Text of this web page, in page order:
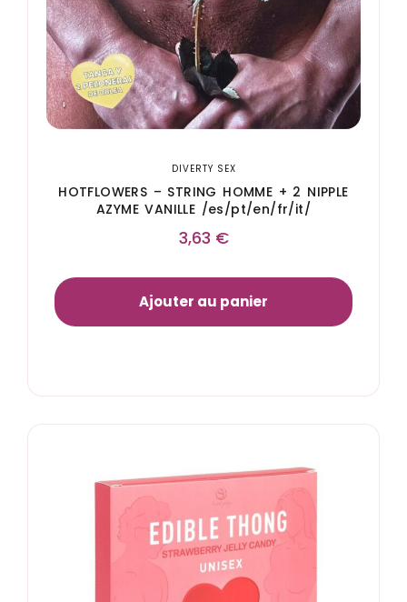
DIVERTY SEX
HOTFLOWERS – STRING HOMME + 2 NIPPLE
AZYME VANILLE /es/pt/en/fr/it/
3,63 €
Ajouter au panier